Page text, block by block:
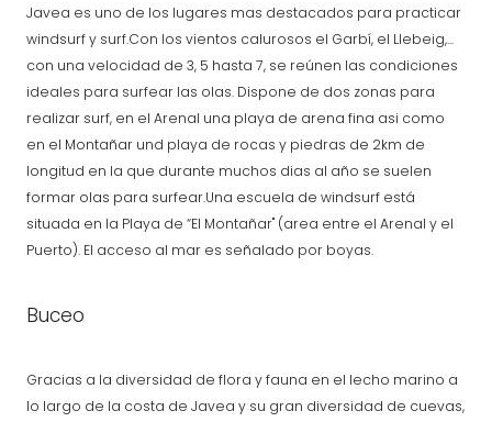
Javea es uno de los lugares mas destacados para practicar
windsurf y surf.Con los vientos calurosos el Garbí, el Llebeig,...
con una velocidad de 3, 5 hasta 7, se reúnen las condiciones
ideales para surfear las olas. Dispone de dos zonas para
realizar surf, en el Arenal una playa de arena fina asi como
en el Montañar und playa de rocas y piedras de 2km de
longitud en la que durante muchos dias al año se suelen
formar olas para surfear.Una escuela de windsurf está
situada en la Playa de “El Montañar" (area entre el Arenal y el
Puerto). El acceso al mar es señalado por boyas.
Buceo
Gracias a la diversidad de flora y fauna en el lecho marino a
lo largo de la costa de Javea y su gran diversidad de cuevas,